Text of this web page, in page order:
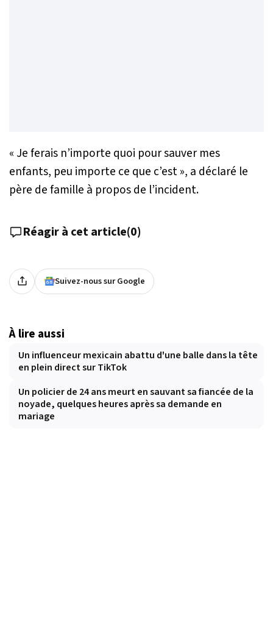
« Je ferais n’importe quoi pour sauver mes
enfants, peu importe ce que c’est », a déclaré le
père de famille à propos de l’incident.
Réagir à cet article(0)
Suivez-nous sur Google
À lire aussi
Un influenceur mexicain abattu d'une balle dans la tête
en plein direct sur TikTok
Un policier de 24 ans meurt en sauvant sa fiancée de la
noyade, quelques heures après sa demande en
mariage